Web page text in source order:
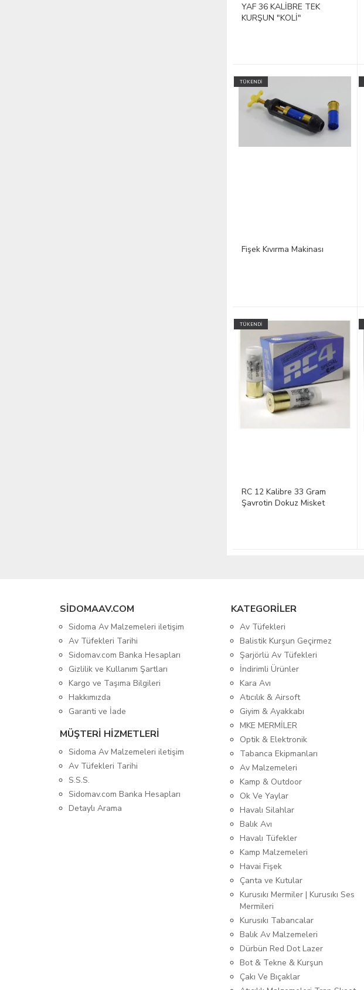
YAF 36 KALİBRE TEK
KURŞUN "KOLİ"
TÜKENDİ
Fişek Kıvırma Makinası
TÜKENDİ
RC 12 Kalibre 33 Gram
Şavrotin Dokuz Misket
SIDOMAAV.COM
Sidoma Av Malzemeleri iletişim
Av Tüfekleri Tarihi
Sidomav.com Banka Hesapları
Gizlilik ve Kullanım Şartları
Kargo ve Taşıma Bilgileri
Hakkımızda
Garanti ve İade
MÜŞTERİ HİZMETLERİ
Sidoma Av Malzemeleri iletişim
Av Tüfekleri Tarihi
S.S.S.
Sidomav.com Banka Hesapları
Detaylı Arama
KATEGORİLER
Av Tüfekleri
Balistik Kurşun Geçirmez
Şarjörlü Av Tüfekleri
İndirimli Ürünler
Kara Avı
Atıcılık & Airsoft
Giyim & Ayakkabı
MKE MERMİLER
Optik & Elektronik
Tabanca Ekipmanları
Av Malzemeleri
Kamp & Outdoor
Ok Ve Yaylar
Havalı Silahlar
Balık Avı
Havalı Tüfekler
Kamp Malzemeleri
Havai Fişek
Çanta ve Kutular
Kurusıkı Mermiler | Kurusıkı Ses
Mermileri
Kurusıkı Tabancalar
Balık Av Malzemeleri
Dürbün Red Dot Lazer
Bot & Tekne & Kurşun
Çakı Ve Bıçaklar